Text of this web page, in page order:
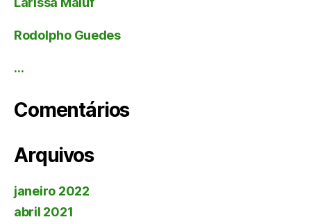
Rodolpho Guedes
…
Comentários
Arquivos
janeiro 2022
abril 2021